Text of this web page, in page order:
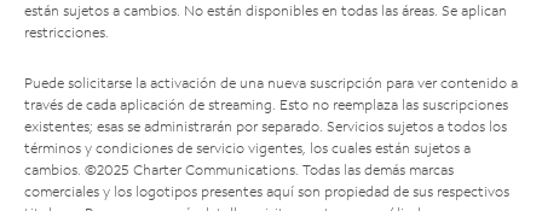
están sujetos a cambios. No están disponibles en todas las áreas. Se aplican
restricciones.
Puede solicitarse la activación de una nueva suscripción para ver contenido a
través de cada aplicación de streaming. Esto no reemplaza las suscripciones
existentes; esas se administrarán por separado. Servicios sujetos a todos los
términos y condiciones de servicio vigentes, los cuales están sujetos a
cambios. ©2025 Charter Communications. Todas las demás marcas
comerciales y los logotipos presentes aquí son propiedad de sus respectivos